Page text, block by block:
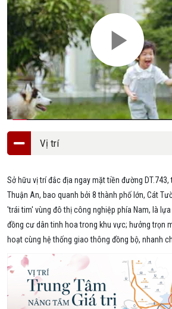
Vị trí
Sở hữu vị trí đắc địa ngay mặt tiền đường DT.743,
Thuận An, bao quanh bởi 8 thành phố lớn, Cát
'trái tim' vùng đô thị công nghiệp phía Nam, là
đồng cư dân tinh hoa trong khu vực; hưởng trọn
hoạt cùng hệ thống giao thông đồng bộ, nhanh